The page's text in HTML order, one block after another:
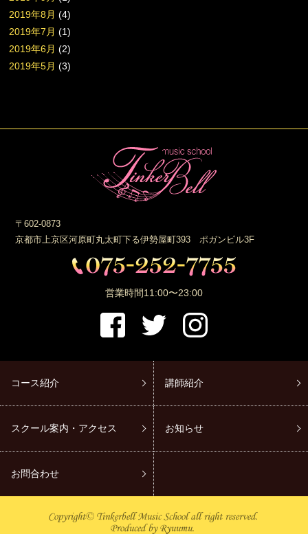
2019年8月 (4)
2019年7月 (1)
2019年6月 (2)
2019年5月 (3)
〒602-0873
京都市上京区河原町丸太町下る伊勢屋町393 ポガンビル3F
営業時間11:00〜23:00
コース紹介 講師紹介
スクール案内・アクセス お知らせ
お問合わせ